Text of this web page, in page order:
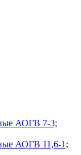
АОГВ 7-3;
АОГВ 11,6-1;